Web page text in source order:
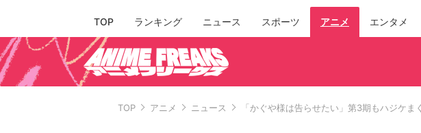
TOP ランキング ニュース スポーツ アニメ エンタメ
TOP アニメ ニュース 「かぐや様は告らせたい」第3期もハジケ